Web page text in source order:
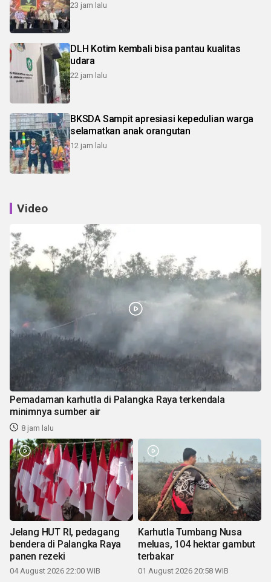
23 jam lalu
DLH Kotim kembali bisa pantau kualitas
udara
22 jam lalu
BKSDA Sampit apresiasi kepedulian warga
selamatkan anak orangutan
12 jam lalu
Video
Pemadaman karhutla di Palangka Raya terkendala
minimnya sumber air
8 jam lalu
Jelang HUT RI, pedagang
bendera di Palangka Raya
panen rezeki
04 August 2026 22:00 WIB
Karhutla Tumbang Nusa
meluas, 104 hektar gambut
terbakar
01 August 2026 20:58 WIB